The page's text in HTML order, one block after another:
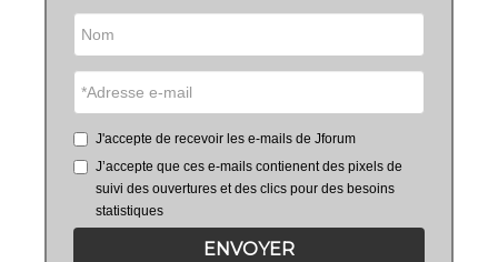
J'accepte de recevoir les e-mails de Jforum
J’accepte que ces e-mails contienent des pixels de
suivi des ouvertures et des clics pour des besoins
statistiques
ENVOYER